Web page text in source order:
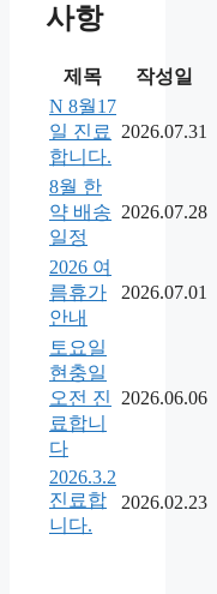
사항
제목
작성일
N 8월17
일 진료
합니다.
2026.07.31
8월 한
약 배송
일정
2026.07.28
2026 여
름휴가
안내
2026.07.01
토요일
현충일
오전 진
료합니
다
2026.06.06
2026.3.2
진료합
니다.
2026.02.23